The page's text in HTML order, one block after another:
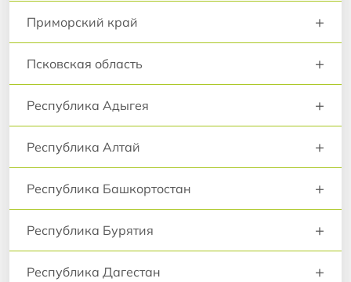
Приморский край +
Псковская область +
Республика Адыгея +
Республика Алтай +
Республика Башкортостан +
Республика Бурятия +
Республика Дагестан +